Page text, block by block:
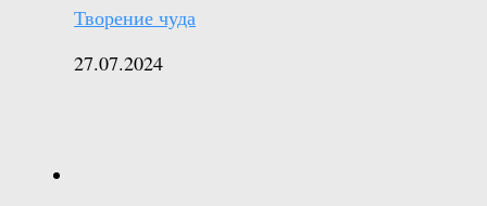
Творение чуда
27.07.2024